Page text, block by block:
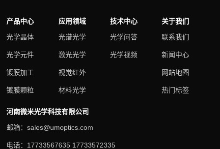
产品中心
光学晶体
光学元件
镀膜加工
镀膜颗粒
应用领域
光谱光学
激光光学
视觉红外
材料光学
技术中心
光学问答
光学视频
关于我们
联系我们
新闻中心
网站地图
热门标签
河南微米光学科技有限公司
邮箱：sales@umoptics.com
电话：17733567635 17733572335